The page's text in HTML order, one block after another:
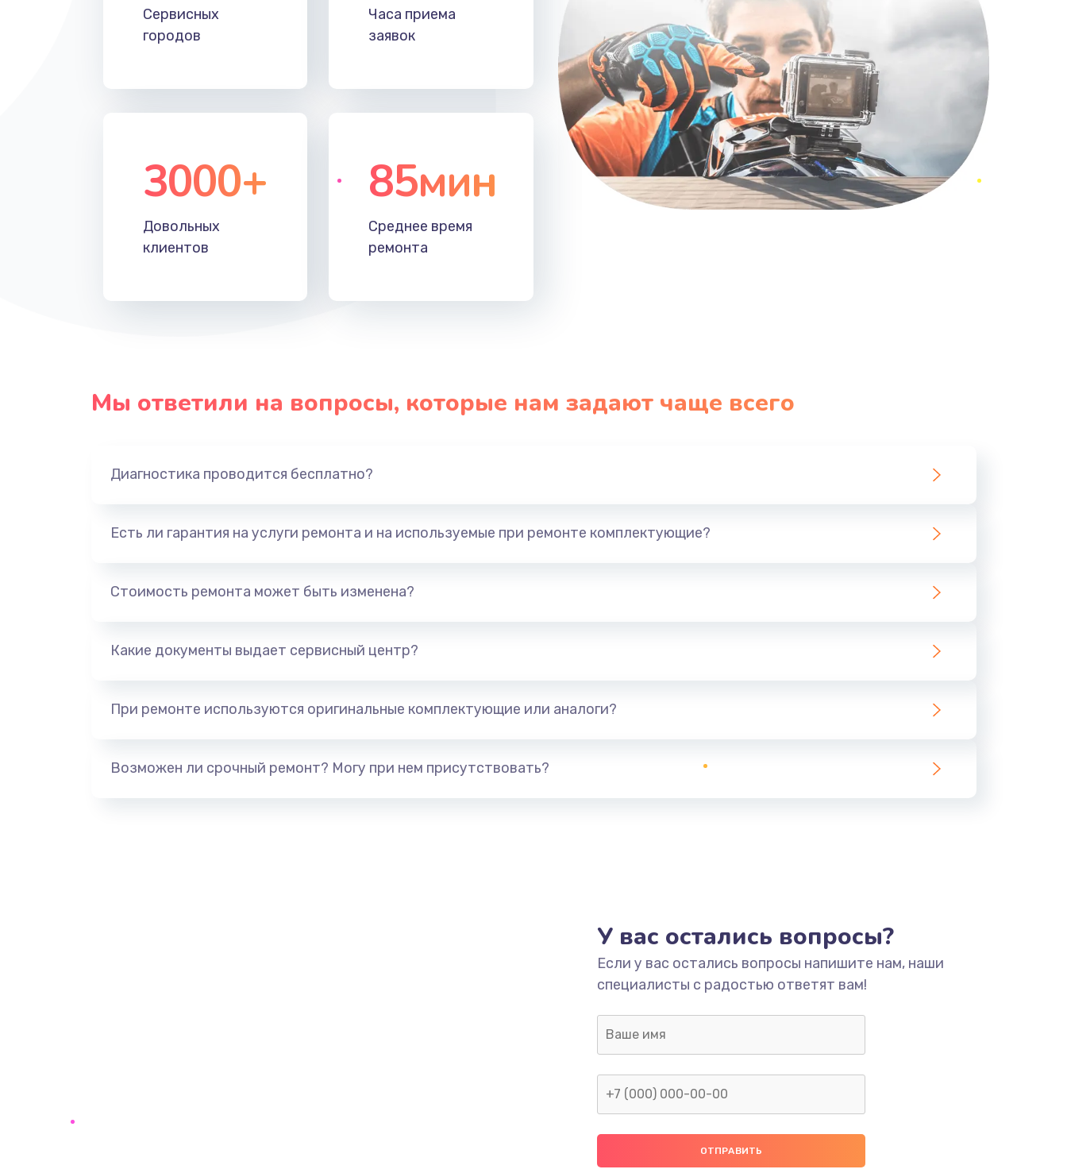
Сервисных
городов
Часа приема
заявок
3000+
Довольных
клиентов
85мин
Среднее время
ремонта
Мы ответили на вопросы, которые нам задают чаще всего
Диагностика проводится бесплатно?
Есть ли гарантия на услуги ремонта и на используемые при ремонте комплектующие?
Стоимость ремонта может быть изменена?
Какие документы выдает сервисный центр?
При ремонте используются оригинальные комплектующие или аналоги?
Возможен ли срочный ремонт? Могу при нем присутствовать?
У вас остались вопросы?
Если у вас остались вопросы напишите нам, наши
специалисты с радостью ответят вам!